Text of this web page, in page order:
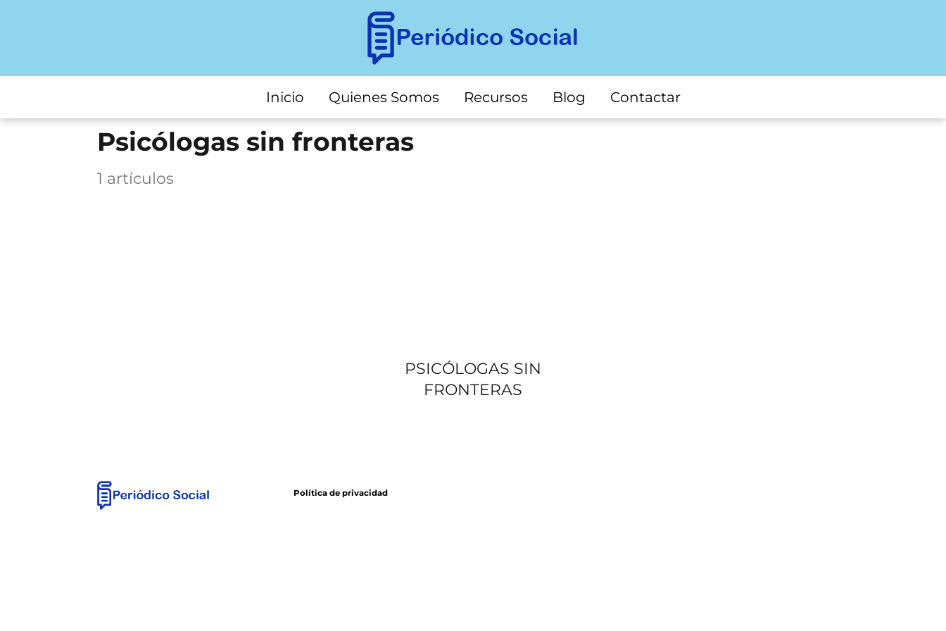
Inicio Quienes Somos Recursos Blog Contactar
Psicólogas sin fronteras
1 artículos
PSICÓLOGAS SIN
FRONTERAS
Política de privacidad